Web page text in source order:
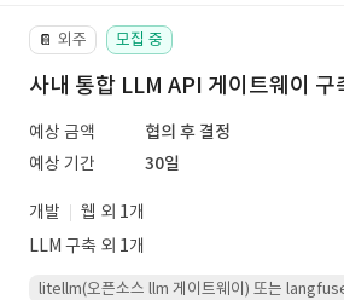
📔 외주 모집 중
사내 통합 LLM API 게이트웨이 구
예상 금액
협의 후 결정
예상 기간
30일
개발
웹 외 1개
LLM 구축 외 1개
litellm(오픈소스 llm 게이트웨이) 또는